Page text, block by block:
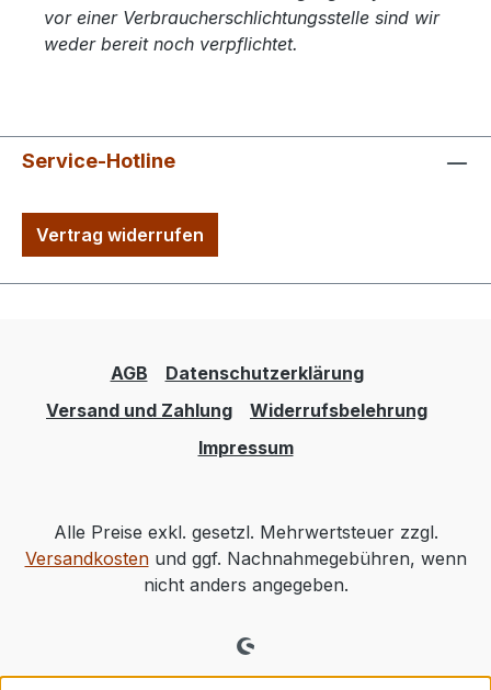
vor einer Verbraucherschlichtungsstelle sind wir
weder bereit noch verpflichtet.
Service-Hotline
Vertrag widerrufen
AGB
Datenschutzerklärung
Versand und Zahlung
Widerrufsbelehrung
Impressum
Alle Preise exkl. gesetzl. Mehrwertsteuer zzgl.
Versandkostenund ggf. Nachnahmegebühren, wenn
nicht anders angegeben.